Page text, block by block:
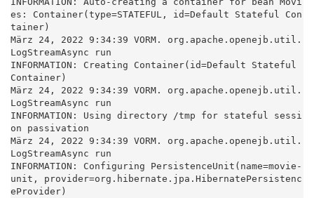
es: Container(type=STATEFUL, id=Default Stateful Con
tainer)
März 24, 2022 9:34:39 VORM. org.apache.openejb.util.
LogStreamAsync run
INFORMATION: Creating Container(id=Default Stateful
Container)
März 24, 2022 9:34:39 VORM. org.apache.openejb.util.
LogStreamAsync run
INFORMATION: Using directory /tmp for stateful sessi
on passivation
März 24, 2022 9:34:39 VORM. org.apache.openejb.util.
LogStreamAsync run
INFORMATION: Configuring PersistenceUnit(name=movie-
unit, provider=org.hibernate.jpa.HibernatePersistenc
eProvider)